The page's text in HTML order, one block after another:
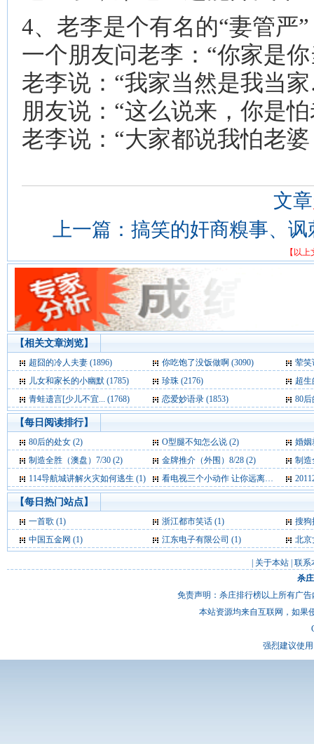
4、老李是个有名的“妻管严
一个朋友问老李：“你家是
老李说：“我家当然是我当
朋友说：“这么说来，你是
老李说：“大家都说我怕老
文章
上一篇： 搞笑的奸商糗事、讽
【以
【相关文章浏览】
超囧的冷人夫妻 (1896) 你吃饱了没饭做啊 (3090)
荤笑
儿女和家长的小幽默 (1785)
珍珠 (2176)
超生
青蛙遗言[少儿不宜... (1768)
恋爱妙语录 (1853) 80后
【每日阅读排行】
80后的处女 (2) O型腿不知怎么说 (2)
婚姻
制造全胜（澳盘）7/30 (2)
金牌推介（外围）8/28 (2)
制造
114导航城讲解火灾如何逃生 (1)
看电视三个小动作 让你远离亚健康 (1)
【每日热门站点】
一首歌 (1) 浙江都市笑话 (1)
搜狗
中国五金网 (1) 江东电子有限公司 (1) 北京
关于本站 联系
杀
免责声明：杀庄排行榜以上所有广
本站资源均来自互联网，如果
强烈建议使